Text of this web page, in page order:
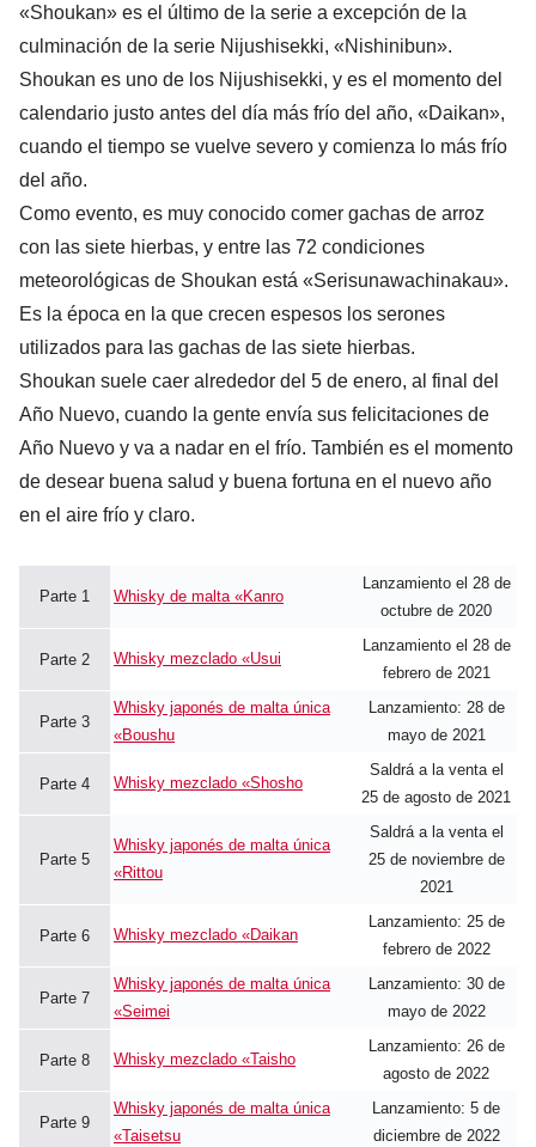
«Shoukan» es el último de la serie a excepción de la
culminación de la serie Nijushisekki, «Nishinibun».
Shoukan es uno de los Nijushisekki, y es el momento del
calendario justo antes del día más frío del año, «Daikan»,
cuando el tiempo se vuelve severo y comienza lo más frío
del año.
Como evento, es muy conocido comer gachas de arroz
con las siete hierbas, y entre las 72 condiciones
meteorológicas de Shoukan está «Serisunawachinakau».
Es la época en la que crecen espesos los serones
utilizados para las gachas de las siete hierbas.
Shoukan suele caer alrededor del 5 de enero, al final del
Año Nuevo, cuando la gente envía sus felicitaciones de
Año Nuevo y va a nadar en el frío. También es el momento
de desear buena salud y buena fortuna en el nuevo año
en el aire frío y claro.
Parte 1 Whisky de malta «Kanro
Lanzamiento el 28 de
octubre de 2020
Parte 2 Whisky mezclado «Usui
Lanzamiento el 28 de
febrero de 2021
Parte 3
Whisky japonés de malta única
«Boushu
Lanzamiento: 28 de
mayo de 2021
Parte 4 Whisky mezclado «Shosho
Saldrá a la venta el
25 de agosto de 2021
Parte 5
Whisky japonés de malta única
«Rittou
Saldrá a la venta el
25 de noviembre de
2021
Parte 6 Whisky mezclado «Daikan
Lanzamiento: 25 de
febrero de 2022
Parte 7
Whisky japonés de malta única
«Seimei
Lanzamiento: 30 de
mayo de 2022
Parte 8 Whisky mezclado «Taisho
Lanzamiento: 26 de
agosto de 2022
Parte 9
Whisky japonés de malta única
«Taisetsu
Lanzamiento: 5 de
diciembre de 2022